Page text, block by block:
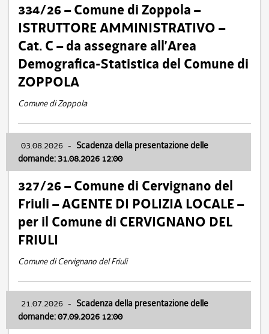
334/26 – Comune di Zoppola –
ISTRUTTORE AMMINISTRATIVO –
Cat. C – da assegnare all’Area
Demografica-Statistica del Comune di
ZOPPOLA
Comune di Zoppola
03.08.2026 - Scadenza della presentazione delle
domande: 31.08.2026 12:00
327/26 – Comune di Cervignano del
Friuli – AGENTE DI POLIZIA LOCALE –
per il Comune di CERVIGNANO DEL
FRIULI
Comune di Cervignano del Friuli
21.07.2026 - Scadenza della presentazione delle
domande: 07.09.2026 12:00